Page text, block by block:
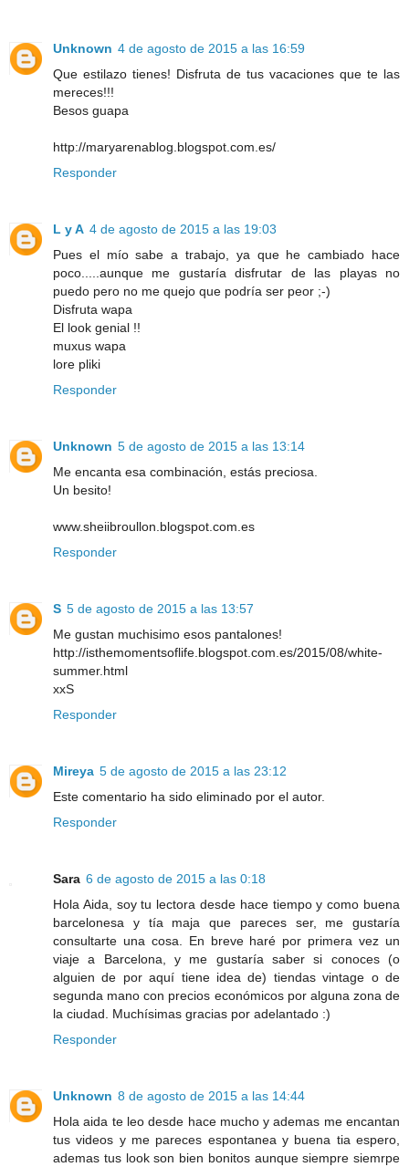
Unknown 4 de agosto de 2015 a las 16:59
Que estilazo tienes! Disfruta de tus vacaciones que te las
mereces!!!
Besos guapa
http://maryarenablog.blogspot.com.es/
Responder
L y A 4 de agosto de 2015 a las 19:03
Pues el mío sabe a trabajo, ya que he cambiado hace
poco.....aunque me gustaría disfrutar de las playas no
puedo pero no me quejo que podría ser peor ;-)
Disfruta wapa
El look genial !!
muxus wapa
lore pliki
Responder
Unknown 5 de agosto de 2015 a las 13:14
Me encanta esa combinación, estás preciosa.
Un besito!
www.sheiibroullon.blogspot.com.es
Responder
S 5 de agosto de 2015 a las 13:57
Me gustan muchisimo esos pantalones!
http://isthemomentsoflife.blogspot.com.es/2015/08/white-
summer.html
xxS
Responder
Mireya 5 de agosto de 2015 a las 23:12
Este comentario ha sido eliminado por el autor.
Responder
Sara 6 de agosto de 2015 a las 0:18
Hola Aida, soy tu lectora desde hace tiempo y como buena
barcelonesa y tía maja que pareces ser, me gustaría
consultarte una cosa. En breve haré por primera vez un
viaje a Barcelona, y me gustaría saber si conoces (o
alguien de por aquí tiene idea de) tiendas vintage o de
segunda mano con precios económicos por alguna zona de
la ciudad. Muchísimas gracias por adelantado :)
Responder
Unknown 8 de agosto de 2015 a las 14:44
Hola aida te leo desde hace mucho y ademas me encantan
tus videos y me pareces espontanea y buena tia espero,
ademas tus look son bien bonitos aunque siempre siemrpe